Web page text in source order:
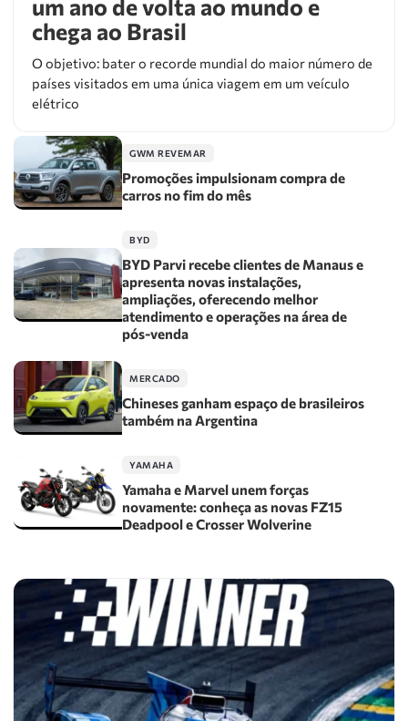
um ano de volta ao mundo e
chega ao Brasil
O objetivo: bater o recorde mundial do maior número de
países visitados em uma única viagem em um veículo
elétrico
GWM REVEMAR
Promoções impulsionam compra de
carros no fim do mês
BYD
BYD Parvi recebe clientes de Manaus e
apresenta novas instalações,
ampliações, oferecendo melhor
atendimento e operações na área de
pós-venda
MERCADO
Chineses ganham espaço de brasileiros
também na Argentina
YAMAHA
Yamaha e Marvel unem forças
novamente: conheça as novas FZ15
Deadpool e Crosser Wolverine